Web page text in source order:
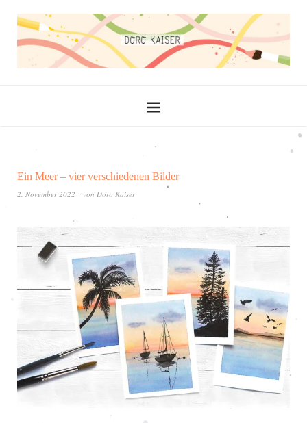
Ein Meer – vier verschiedenen Bilder
2. November 2022 von Doro Kaiser